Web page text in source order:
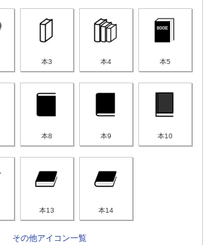
本3 本4 本5
本8 本9 本10
本13 本14
その他アイコン一覧